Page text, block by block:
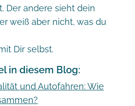
Der andere sieht dein
weiß aber nicht, was du
Dir selbst.
in diesem Blog:
und Autofahren: Wie